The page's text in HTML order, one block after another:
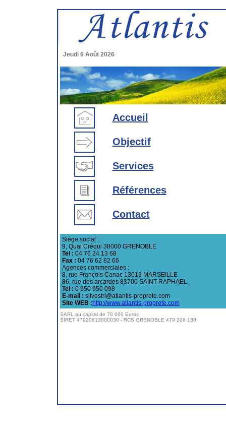
Jeudi 6 Août 2026
Accueil
Objectif
Services
Références
Contact
Siège social :
9, Quai Créqui 38000 GRENOBLE
Tel : 04 76 24 13 68
Fax : 04 76 62 82 66
Agences commerciales :
8, rue François Canac 13013 MARSEILLE
86, rue des arcardes 83700 SAINT RAPHAEL
Tel : 0 950 950 098
E-mail : silvestri@atlantis-proprete.com
Site WEB : http://www.atlantis-proprete.com
SARL au capital de 70 000 Euros
SIRET 47920613800030 - RCS GRENOBLE 479 206 138